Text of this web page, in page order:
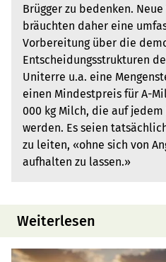
Brügger zu bedenken.
bräuchten daher eine
Vorbereitung über die
Entscheidungsstrukturen
Uniterre u.a. eine
einen Mindestpreis für A-
000 kg Milch, die auf
werden. Es seien
zu leiten, «ohne sich von
aufhalten zu lassen.»
Weiterlesen